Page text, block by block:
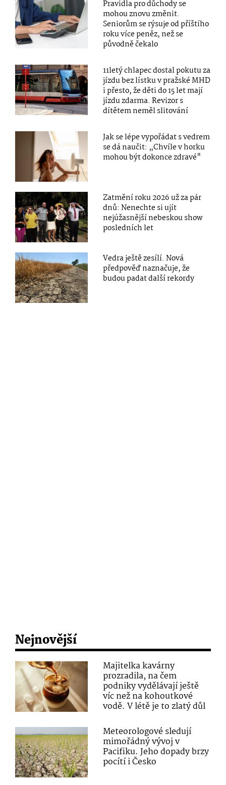
Pravidla pro důchody se
mohou znovu změnit.
Seniorům se rýsuje od příštího
roku více peněz, než se
původně čekalo
11letý chlapec dostal pokutu za
jízdu bez lístku v pražské MHD
i přesto, že děti do 15 let mají
jízdu zdarma. Revizor s
dítětem neměl slitování
Jak se lépe vypořádat s vedrem
se dá naučit: „Chvíle v horku
mohou být dokonce zdravé"
Zatmění roku 2026 už za pár
dnů: Nenechte si ujít
nejúžasnější nebeskou show
posledních let
Vedra ještě zesílí. Nová
předpověď naznačuje, že
budou padat další rekordy
Nejnovější
Majitelka kavárny
prozradila, na čem
podniky vydělávají ještě
víc než na kohoutkové
vodě. V létě je to zlatý důl
Meteorologové sledují
mimořádný vývoj v
Pacifiku. Jeho dopady brzy
pocítí i Česko